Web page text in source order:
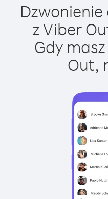
z Viber
Gdy
Out,